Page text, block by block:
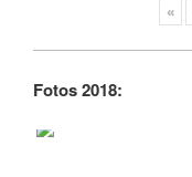
«
Fotos 2018: